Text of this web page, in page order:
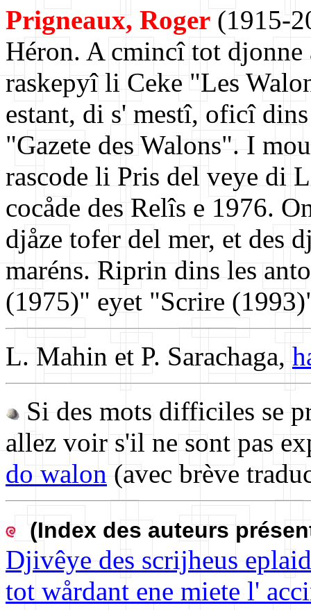
Prigneaux, Roger (1915-
Héron. A cmincî tot
raskepyî li Ceke "Les
estant, di s' mestî, oficî
"Gazete des Walons". I
rascode li Pris del veye di
cocåde des Relîs e 1976.
djåze tofer del mer, et des
maréns. Riprin dins les
(1975)" eyet "Scrire
L. Mahin et P. Sarachaga,
Si des mots difficiles se
allez voir s'il ne sont pas
do walon (avec brève
(Index des auteurs
Djivêye des scrijheus
tot wårdant ene miete l'